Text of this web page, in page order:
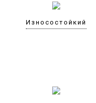
Износостойкий